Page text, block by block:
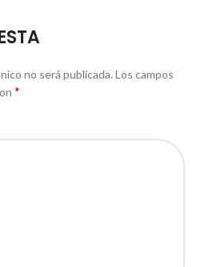
no será publicada. Los campos
*